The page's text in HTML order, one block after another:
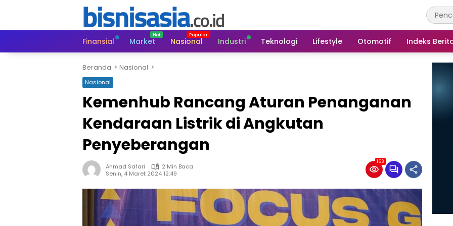
Finansial
Market Nasional Industri Teknologi Lifestyle Otomotif Indeks
Beranda Nasional
Nasional
Kemenhub Rancang Aturan Penanganan
Kendaraan Listrik di Angkutan
Penyeberangan
Ahmad Safari
2 Min Baca
Senin, 4 Maret 2024 12:49
163